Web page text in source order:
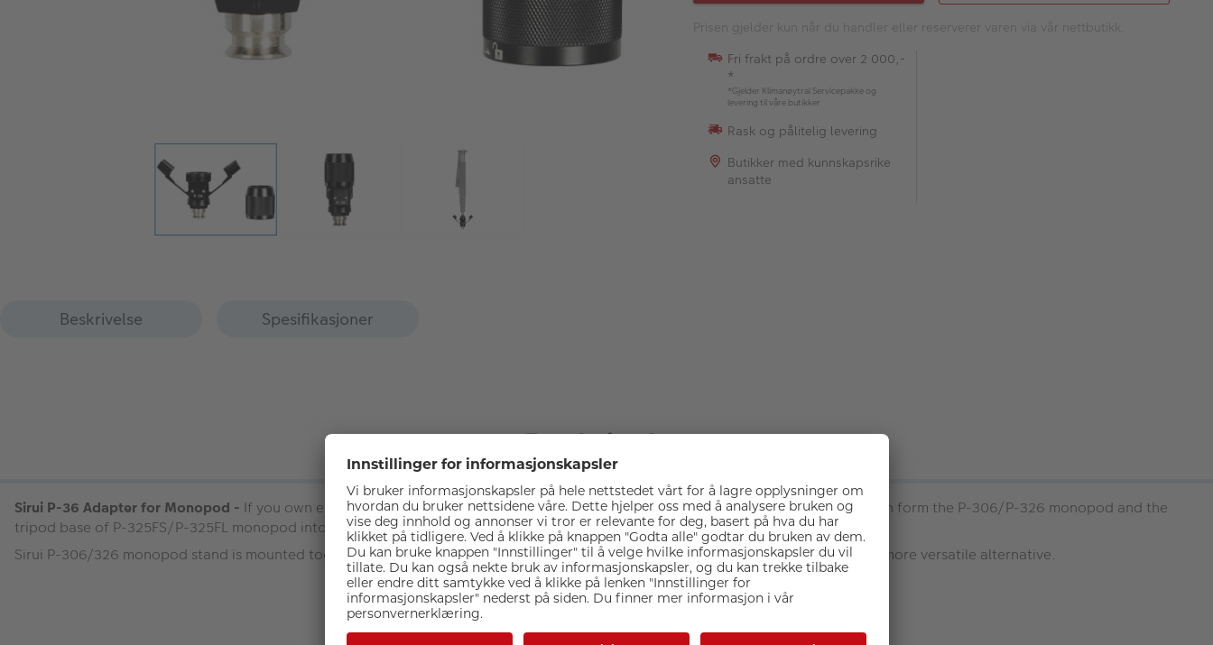
Prisen gjelder kun når du handler eller reserverer varen via vår nettbutikk.
Fri frakt på ordre over 2 000,-
*
*Gjelder Klimanøytral Servicepakke og
levering til våre butikker
Rask og pålitelig levering
Butikker med kunnskapsrike
ansatte
Beskrivelse Spesifikasjoner
Beskrivelse
Sirui P-36 Adapter for Monopod - If you own either a Sirui P-306 or P-326 monopod and a Sirui P-325FS/P-325FL monopod, you can form the P-306/P-326 monopod and the
tripod base of P-325FS/P-325FL monopod into a kit via the P-36 adapter.
Sirui P-306/326 monopod stand is mounted together with the stand base on the P-325FS/FL and gives you a lighter, smoother and more versatile alternative.